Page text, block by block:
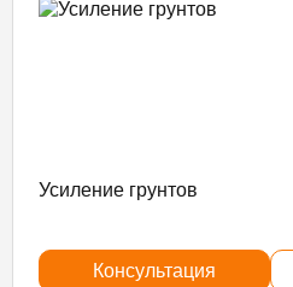
Усиление грунтов
Консультация